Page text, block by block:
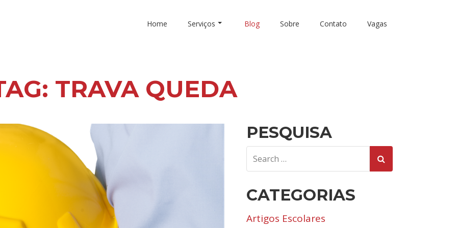
Home Serviços Blog Sobre Contato Vagas
TRAVA QUEDA
PESQUISA
CATEGORIAS
Artigos Escolares